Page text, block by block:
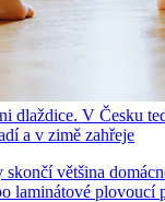
dlaždice. V Česku
a v zimě zahřeje
většina
laminátové plovoucí